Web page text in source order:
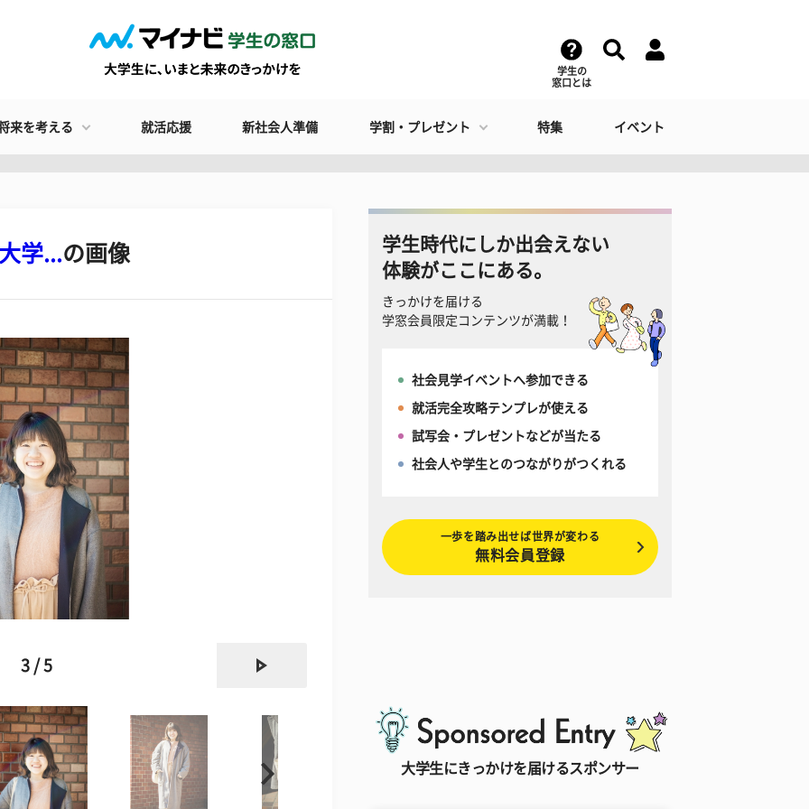
学生の
窓口とは
来を考える 就活応援 新社会人準備 学割・プレゼント 特集 イベント
学...の画像
3 / 5
学生時代にしか出会えない
体験がここにある。
きっかけを届ける
学窓会員限定コンテンツが満載！
社会見学イベントへ参加できる
就活完全攻略テンプレが使える
試写会・プレゼントなどが当たる
社会人や学生とのつながりがつくれる
一歩を踏み出せば世界が変わる
無料会員登録
大学生にきっかけを届けるスポンサー